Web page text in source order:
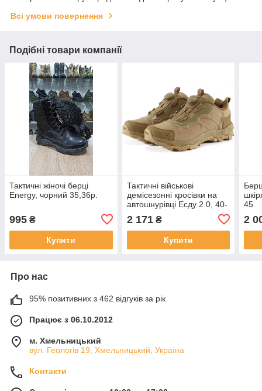
Всі умови повернення
Подібні товари компанії
Тактичні жіночі берці
Energy, чорний 35,36р.
995 ₴
Купити
Тактичні військові
демісезонні кросівки на
автошнурівці Есду 2.0, 40-
2 171₴
Купити
45
2
Про нас
95% позитивних з 462 відгуків за рік
Працює з 06.10.2012
м. Хмельницький
вул. Геологів 19, Хмельницький, Україна
Контакти